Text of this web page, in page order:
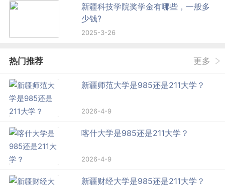
新疆科技学院奖学金有哪些，一般多
少钱?
2025-3-26
热门推荐 更多
新疆师范大学是985还是211大学？
2026-4-9
喀什大学是985还是211大学？
2026-4-9
新疆财经大学是985还是211大学？